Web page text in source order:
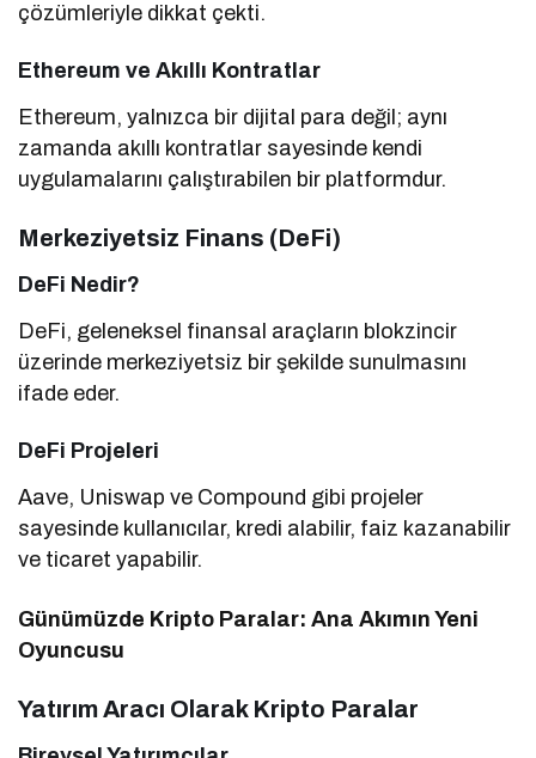
çözümleriyle dikkat çekti.
Ethereum ve Akıllı Kontratlar
Ethereum, yalnızca bir dijital para değil; aynı
zamanda akıllı kontratlar sayesinde kendi
uygulamalarını çalıştırabilen bir platformdur.
Merkeziyetsiz Finans (DeFi)
DeFi Nedir?
DeFi, geleneksel finansal araçların blokzincir
üzerinde merkeziyetsiz bir şekilde sunulmasını
ifade eder.
DeFi Projeleri
Aave, Uniswap ve Compound gibi projeler
sayesinde kullanıcılar, kredi alabilir, faiz kazanabilir
ve ticaret yapabilir.
Günümüzde Kripto Paralar: Ana Akımın Yeni
Oyuncusu
Yatırım Aracı Olarak Kripto Paralar